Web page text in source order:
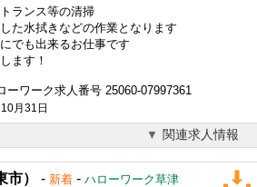
ランス等の清掃
た水拭きなどの作業となります
でも出来るお仕事です
ます！
ーワーク求人番号 25060-07997361
月31日
関連求人情報
） - 新着 - ハローワーク草津